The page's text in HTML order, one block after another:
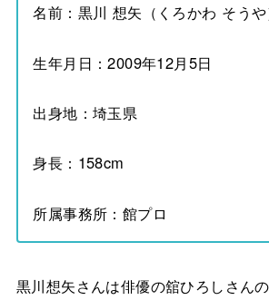
名前：黒川 想矢（くろかわ そうや
生年月日：2009年12月5日
出身地：埼玉県
身長：158cm
所属事務所：館プロ
黒川想矢さんは俳優の舘ひろしさん